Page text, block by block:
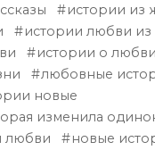
истории из
истории любви
истории о
любовные
новые
изменила
любви
новые